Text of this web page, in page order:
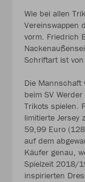
Wie bei allen
Vereinswappen
vorm. Friedrich
Schriftart ist
Die Mannschaft
beim SV
Trikots spielen.
limitierte Jersey
59,99 Euro
auf dem
Käufer genau,
Spielzeit 2018/
inspirierten